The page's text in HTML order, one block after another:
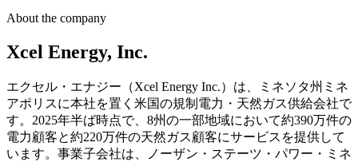
About the company
Xcel Energy, Inc.
エクセル・エナジー（Xcel Energy Inc.）は、ミネソタ州ミネ
アポリスに本社を置く米国の規制電力・天然ガス供給会社で
す。2025年半ば時点で、8州の一部地域において約390万件の
電力顧客と約220万件の天然ガス顧客にサービスを提供して
います。事業子会社は、ノーザン・ステーツ・パワー・ミネ